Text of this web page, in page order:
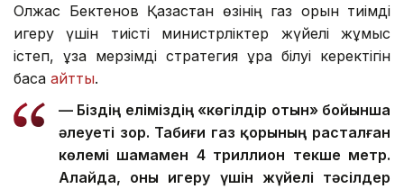
Олжас Бектенов Қазақстан өзінің газ қорын тиімді
игеру үшін тиісті министрліктер жүйелі жұмыс
істеп, ұзақ мерзімді стратегия құра білуі керектігін
баса айтты.
— Біздің еліміздің «көгілдір отын» бойынша
әлеуеті зор. Табиғи газ қорының расталған
көлемі шамамен 4 триллион текше метр.
Алайда, оны игеру үшін жүйелі тәсілдер